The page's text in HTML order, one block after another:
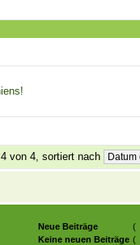
von 4, sortiert nach
Neue Beiträge (
Keine neuen Beiträge (